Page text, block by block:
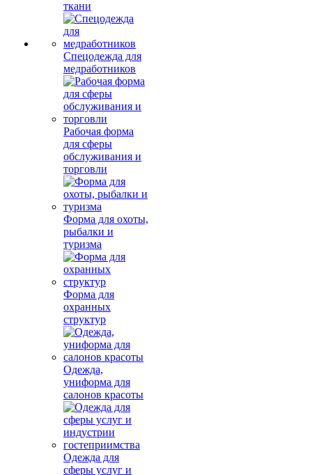
ткани
Спецодежда для
медработников
Рабочая форма
для сферы
обслуживания и
торговли
Форма для охоты,
рыбалки и
туризма
Форма для
охранных
структур
Одежда,
униформа для
салонов красоты
Одежда для
сферы услуг и